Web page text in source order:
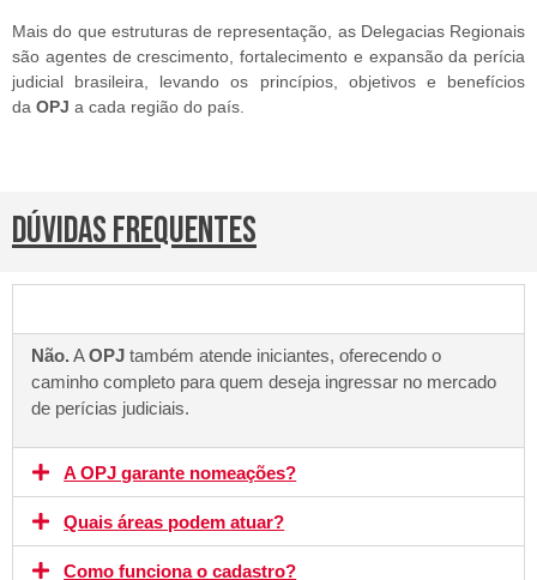
Mais do que estruturas de representação, as Delegacias Regionais
são agentes de crescimento, fortalecimento e expansão da perícia
judicial brasileira, levando os princípios, objetivos e benefícios
da OPJ a cada região do país.
DÚVIDAS FREQUENTES
Não. AOPJ também atende iniciantes, oferecendo o
caminho completo para quem deseja ingressar no mercado
de perícias judiciais.
A OPJ garante nomeações?
Quais áreas podem atuar?
Como funciona o cadastro?